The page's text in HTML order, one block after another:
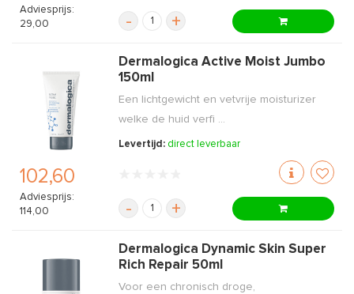
Adviesprijs:
29,00
- +
102,60
Adviesprijs:
114,00
Dermalogica Active Moist Jumbo
150ml
Een lichtgewicht en vetvrije moisturizer
welke de huid verfi ...
Levertijd: direct leverbaar
- +
Dermalogica Dynamic Skin Super
Rich Repair 50ml
Voor een chronisch droge,